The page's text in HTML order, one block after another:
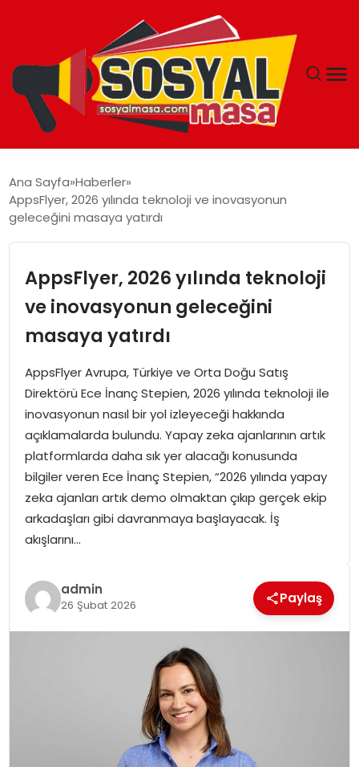
EKONOMI
TEKNOLOJI
EĞITIM
SPOR
GÜNDEM
MAGAZIN
Ana Sayfa Haberler
AppsFlyer, 2026 yılında teknoloji ve inovasyonun
geleceğini masaya yatırdı
AppsFlyer, 2026 yılında teknoloji
ve inovasyonun geleceğini
masaya yatırdı
AppsFlyer Avrupa, Türkiye ve Orta Doğu Satış
Direktörü Ece İnanç Stepien, 2026 yılında teknoloji ile
inovasyonun nasıl bir yol izleyeceği hakkında
açıklamalarda bulundu. Yapay zeka ajanlarının artık
platformlarda daha sık yer alacağı konusunda
bilgiler veren Ece İnanç Stepien, “2026 yılında yapay
zeka ajanları artık demo olmaktan çıkıp gerçek ekip
arkadaşları gibi davranmaya başlayacak. İş
akışlarını…
admin
26 Şubat 2026 Paylaş